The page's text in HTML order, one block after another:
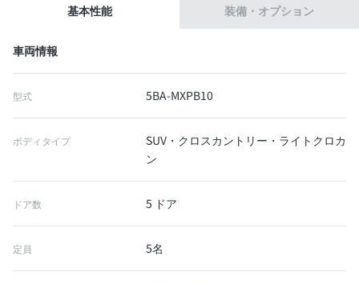
基本性能 装備・オプション
車両情報
型式 5BA-MXPB10
ボディタイプ
SUV・クロスカントリー・ライトクロカ
ン
ドア数 5 ドア
定員 5名